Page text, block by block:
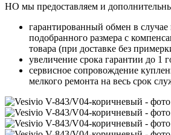
НО мы предоставляем и
гарантированный обмен в случае
подобранного размера с
товара (при доставке без
увеличение срока гарантии до 1
сервисное сопровождение
мелкого ремонта на весь срок